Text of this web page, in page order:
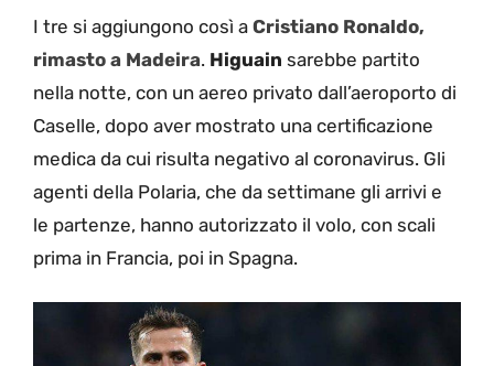
I tre si aggiungono così a Cristiano Ronaldo,
rimasto a Madeira. Higuain sarebbe partito
nella notte, con un aereo privato dall’aeroporto di
Caselle, dopo aver mostrato una certificazione
medica da cui risulta negativo al coronavirus. Gli
agenti della Polaria, che da settimane gli arrivi e
le partenze, hanno autorizzato il volo, con scali
prima in Francia, poi in Spagna.